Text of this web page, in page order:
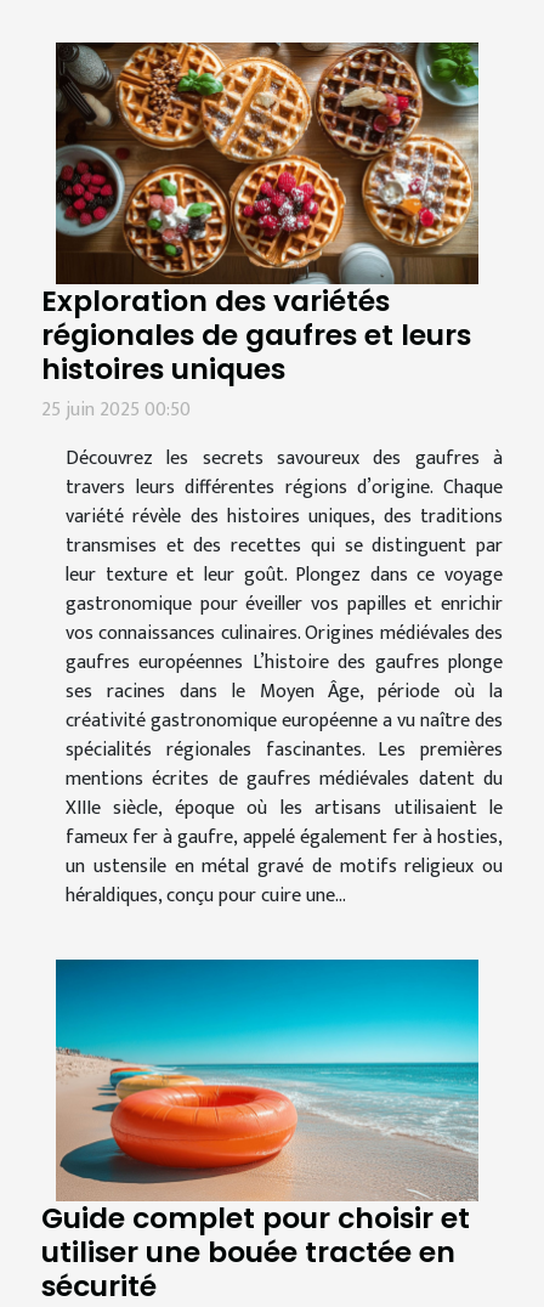
Exploration des variétés
régionales de gaufres et leurs
histoires uniques
25 juin 2025 00:50
Découvrez les secrets savoureux des gaufres à
travers leurs différentes régions d’origine. Chaque
variété révèle des histoires uniques, des traditions
transmises et des recettes qui se distinguent par
leur texture et leur goût. Plongez dans ce voyage
gastronomique pour éveiller vos papilles et enrichir
vos connaissances culinaires. Origines médiévales des
gaufres européennes L’histoire des gaufres plonge
ses racines dans le Moyen Âge, période où la
créativité gastronomique européenne a vu naître des
spécialités régionales fascinantes. Les premières
mentions écrites de gaufres médiévales datent du
XIIIe siècle, époque où les artisans utilisaient le
fameux fer à gaufre, appelé également fer à hosties,
un ustensile en métal gravé de motifs religieux ou
héraldiques, conçu pour cuire une...
Guide complet pour choisir et
utiliser une bouée tractée en
sécurité